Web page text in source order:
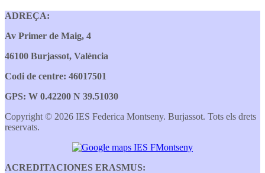
ADREÇA:
Av Primer de Maig, 4
46100 Burjassot, València
Codi de centre: 46017501
GPS: W 0.42200 N 39.51030
Copyright © 2026 IES Federica Montseny. Burjassot. Tots els drets
reservats.
ACREDITACIONES ERASMUS: